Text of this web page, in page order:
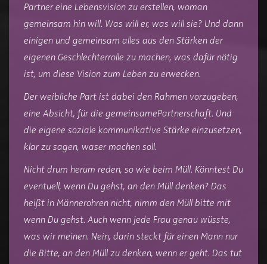
Partner eine Lebensvision zu erstellen, woman
gemeinsam hin will. Was will er, was will sie? Und dann
einigen und gemeinsam alles aus den Stärken der
eigenen Geschlechterrolle zu machen, was dafür nötig
ist, um diese Vision zum Leben zu erwecken.
Der weibliche Part ist dabei den Rahmen vorzugeben,
eine Absicht, für die gemeinsamePartnerschaft. Und
die eigene soziale kommunikative Stärke einzusetzen,
klar zu sagen, waser machen soll.
Nicht drum herum reden, so wie beim Müll. Könntest Du
eventuell, wenn Du gehst, an den Müll denken? Das
heißt in Männerohren nicht, nimm den Müll bitte mit
wenn Du gehst. Auch wenn jede Frau genau wüsste,
was wir meinen. Nein, darin steckt für einen Mann nur
die Bitte, an den Müll zu denken, wenn er geht. Das tut